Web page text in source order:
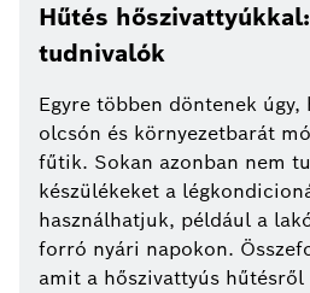
Hűtés
tudnivalók
Egyre többen döntenek
olcsón és környezetbarát
fűtik. Sokan azonban nem
készülékeket a
használhatjuk, például a
forró nyári napokon.
amit a hőszivattyús hűtésről